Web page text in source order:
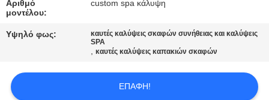
ΖΗΤΉΣΤΕ
ΈΝΑ
ΑΠΌΣΠΑΣΜΑ
SITEMAP
Αριθμό
μοντέλου:
custom spa κάλυψη
Υψηλό φως:
καυτές καλύψεις σκαφών συνήθειας και καλύψεις
SPA
,καυτές καλύψεις καπακιών σκαφών
ΕΠΑΦΉ!